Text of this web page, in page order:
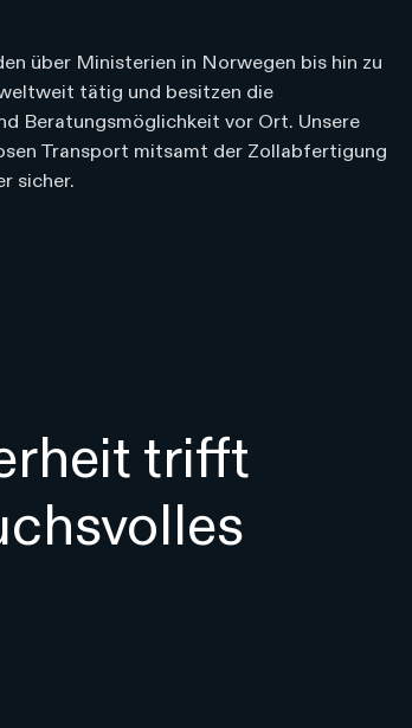
über Ministerien in Norwegen bis hin zu
tätig und besitzen die
Beratungsmöglichkeit vor Ort. Unsere
Transport mitsamt der Zollabfertigung
sicher.
trifft